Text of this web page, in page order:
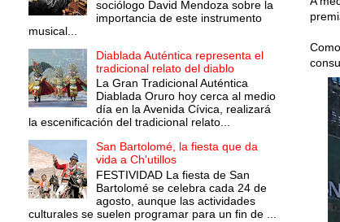
sociólogo David Mendoza sobre la
importancia de este instrumento
musical...
Diablada Auténtica representa el
tradicional relato del diablo
La Gran Tradicional Auténtica
Diablada Oruro hoy cerca al medio
día en la Avenida Cívica, realizará
la escenificación del tradicional relato...
San Bartolomé, la fiesta que da
vida a Ch'utillos
FESTIVIDAD La fiesta de San
Bartolomé se celebra cada 24 de
agosto, aunque las actividades
culturales se suelen programar para un fin de ...